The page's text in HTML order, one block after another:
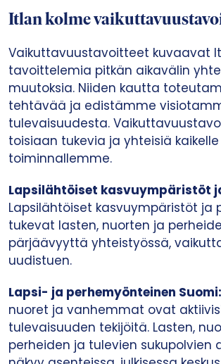
Itlan kolme
Vaikuttavuustavoitteet kuvaavat
tavoittelemia pitkän aikavälin
muutoksia. Niiden kautta
tehtävää ja edistämme
tulevaisuudesta.
toisiaan tukevia ja yhteisiä kaikelle
toiminnallemme.
Lapsilähtöiset kasvuympäristöt
Lapsilähtöiset kasvuympäristöt ja
tukevat lasten, nuorten ja
pärjäävyyttä yhteistyössä,
uudistuen.
Lapsi- ja perhemyönteinen Suomi:
nuoret ja vanhemmat ovat
tulevaisuuden tekijöitä. Lasten,
perheiden ja tulevien sukupolvien